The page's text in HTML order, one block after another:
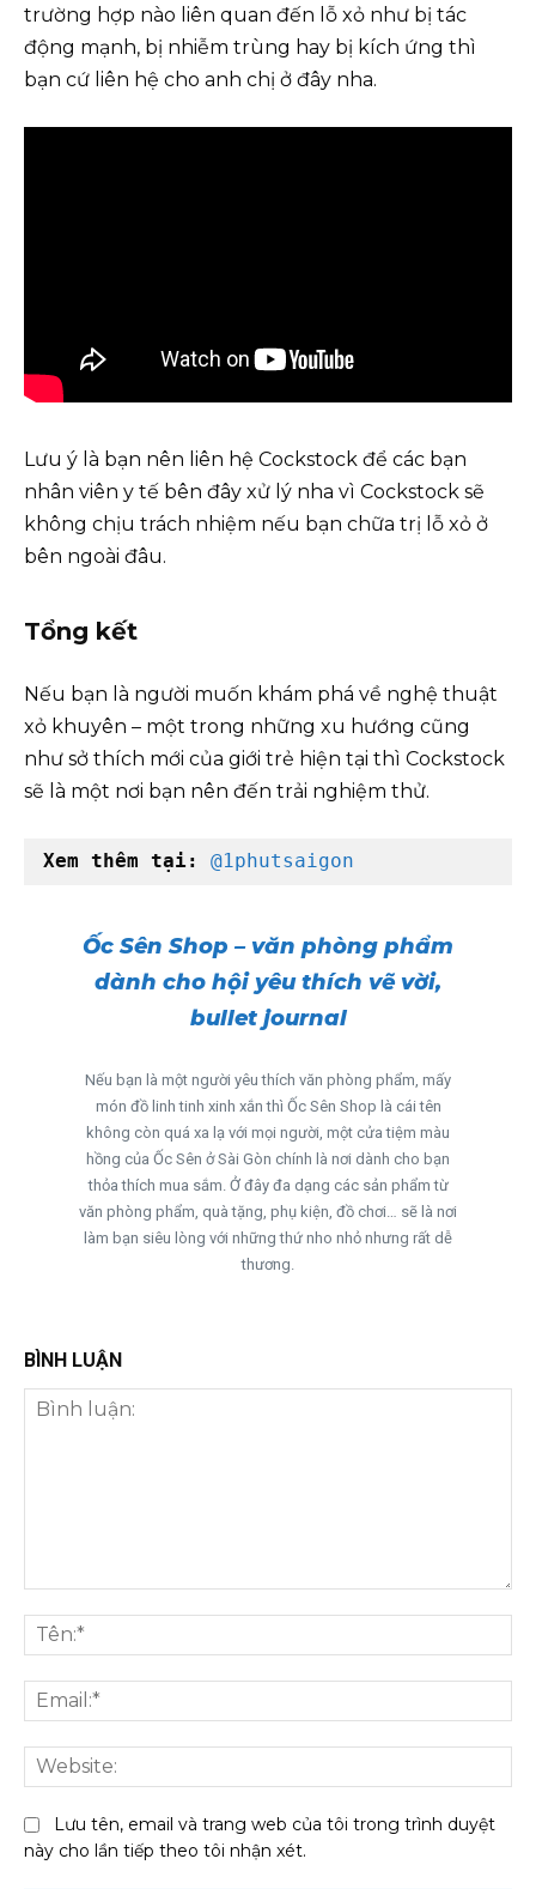
trường hợp nào liên quan đến lỗ xỏ như bị tác
động mạnh, bị nhiễm trùng hay bị kích ứng thì
bạn cứ liên hệ cho anh chị ở đây nha.
Lưu ý là bạn nên liên hệ Cockstock để các bạn
nhân viên y tế bên đây xử lý nha vì Cockstock sẽ
không chịu trách nhiệm nếu bạn chữa trị lỗ xỏ ở
bên ngoài đâu.
Tổng kết
Nếu bạn là người muốn khám phá về nghệ thuật
xỏ khuyên – một trong những xu hướng cũng
như sở thích mới của giới trẻ hiện tại thì Cockstock
sẽ là một nơi bạn nên đến trải nghiệm thử.
Xem thêm tại: @1phutsaigon
Ốc Sên Shop – văn phòng phẩm
dành cho hội yêu thích vẽ vời,
bullet journal
Nếu bạn là một người yêu thích văn phòng phẩm, mấy
món đồ linh tinh xinh xắn thì Ốc Sên Shop là cái tên
không còn quá xa lạ với mọi người, một cửa tiệm màu
hồng của Ốc Sên ở Sài Gòn chính là nơi dành cho bạn
thỏa thích mua sắm. Ở đây đa dạng các sản phẩm từ
văn phòng phẩm, quà tặng, phụ kiện, đồ chơi… sẽ là nơi
làm bạn siêu lòng với những thứ nho nhỏ nhưng rất dễ
thương.
BÌNH LUẬN
luận:
Lưu tên, email và trang web của tôi trong trình duyệt
này cho lần tiếp theo tôi nhận xét.